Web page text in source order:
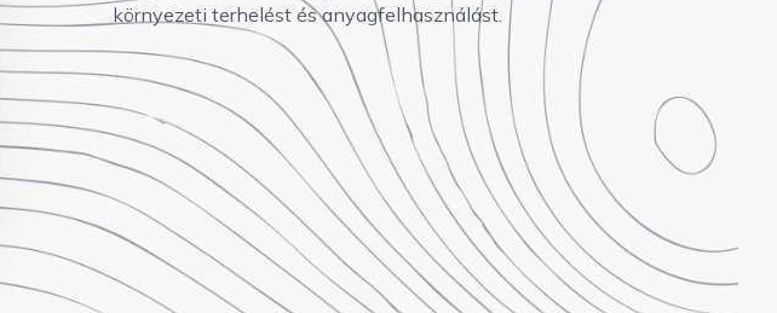
környezeti terhelést és anyagfelhasználást.